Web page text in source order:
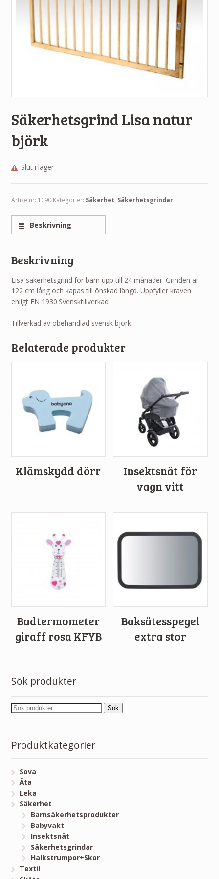
Säkerhetsgrind Lisa natur
björk
Slut i lager
Artikelnr: 1090 Kategorier: Säkerhet, Säkerhetsgrindar
Beskrivning
Beskrivning
Lisa säkerhetsgrind för barn upp till 24 månader. Grinden är
122 cm lång och kapas till önskad längd. Uppfyller kraven
enligt EN 1930.Svensktillverkad.
Tillverkad av obehandlad svensk björk
Relaterade produkter
Klämskydd dörr
Insektsnät för
vagn vitt
Badtermometer
giraff rosa KFYB
Baksätesspegel
extra stor
Sök produkter
Sök
Produktkategorier
Sova
Äta
Leka
Säkerhet
Barnsäkerhetsprodukter
Babyvakt
Insektsnät
Säkerhetsgrindar
Halkstrumpor+Skor
Textil